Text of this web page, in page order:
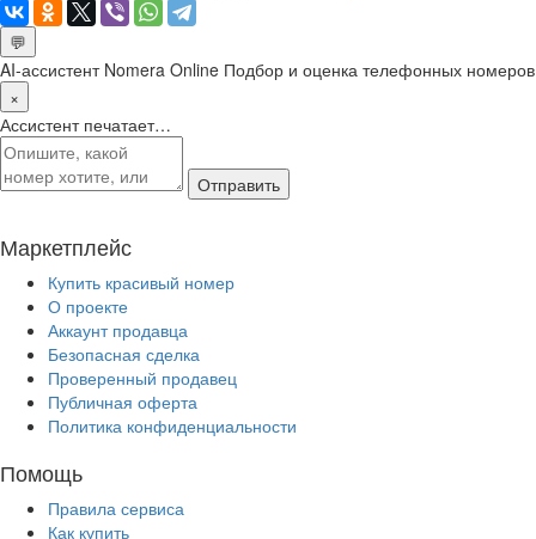
💬
AI-ассистент Nomera Online Подбор и оценка телефонных номеров
×
Ассистент печатает…
Отправить
Маркетплейс
Купить красивый номер
О проекте
Аккаунт продавца
Безопасная сделка
Проверенный продавец
Публичная оферта
Политика конфиденциальности
Помощь
Правила сервиса
Как купить